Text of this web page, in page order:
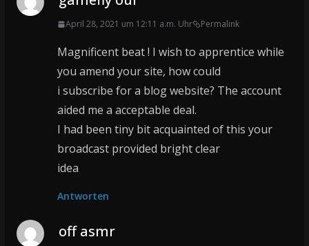
April 28, 2021 um 12:11 a.m. Uhr Permalink
Magnificent beat ! I wish to apprentice while
you amend your site, how could
i subscribe for a blog website? The account
aided me a acceptable deal.
I had been tiny bit acquainted of this your
broadcast provided bright clear
idea
Antworten
off asmr